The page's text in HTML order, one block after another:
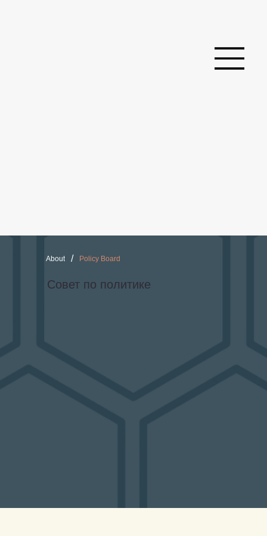
About / Policy Board
Совет по политике